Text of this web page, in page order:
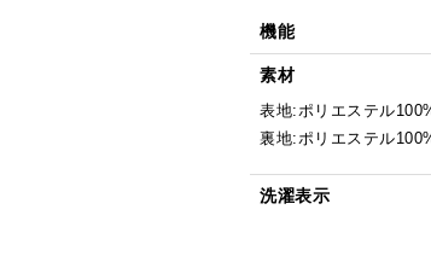
機能
素材
表地:ポリエステル
裏地:ポリエステル
洗濯表示